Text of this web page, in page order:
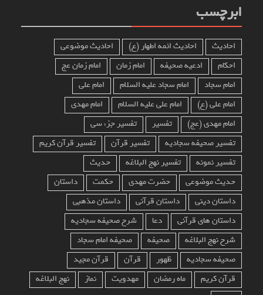
ابرچسب
احادیث احادیث ائمه اطهار (ع)
احادیث موضوعی
احکام
ادعیه صحیفه امام زمان
امام زمان عج
امام سجاد
امام سجاد علیه السلام
امام علی
امام علی (ع)
امام علی علیه السلام
امام مهدی
امام مهدی (عج)
تفسیر
تفسیر جزء سی
تفسیر صحیفه سجادیه
تفسیر قرآن
تفسیر قرآن کریم
تفسیر نمونه
تفسیر نهج البلاغه
حدیث
حدیث موضوعی
حضرت مهدی حکمت
داستان
داستان دینی
داستان قرآنی
داستان مذهبی
داستان های قرآنی
دعا
شرح صحیفه سجادیه
شرح نهج البلاغه
صحیفه
صحیفه امام سجاد
صحیفه سجادیه
ظهور قرآن
قرآن مجید
قرآن کریم
ماه رمضان مهدویت نماز
نهج البلاغه